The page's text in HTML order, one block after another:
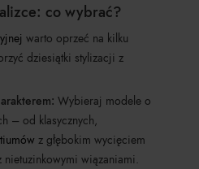
co wybrać?
warto oprzeć na kilku
dziesiątki stylizacji z
Wybieraj modele o
– od klasycznych,
z głębokim wycięciem
nietuzinkowymi wiązaniami.